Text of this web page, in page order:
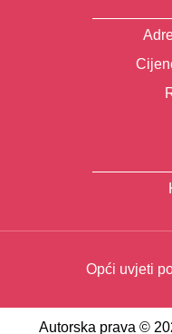
Opći uvjeti
Autorska prava ©